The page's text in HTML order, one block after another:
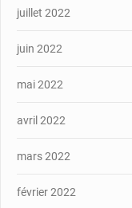
juillet 2022
juin 2022
mai 2022
avril 2022
mars 2022
février 2022